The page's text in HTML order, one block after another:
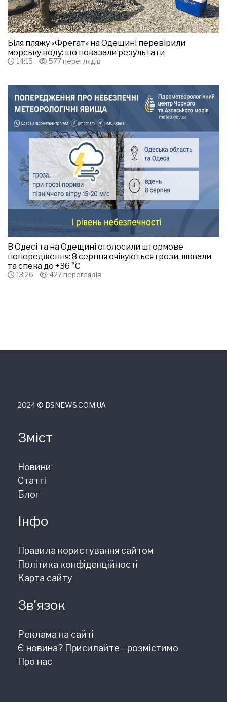
Біля пляжу «Фрегат» на Одещині перевірили
морську воду: що показали результати
14:15 577 переглядів
В Одесі та на Одещині оголосили штормове
попередження: 8 серпня очікуються грози, шквали
та спека до +36 °С
13:26 427 переглядів
2024 © ВSNEWS.COM.UA
Зміст
Новини
Статті
Блог
Інфо
Правила користування сайтом
Політика конфіденційності
Карта сайту
Зв'язок
Реклама на сайті
Є новина? Присилайте - розмістимо
Про нас